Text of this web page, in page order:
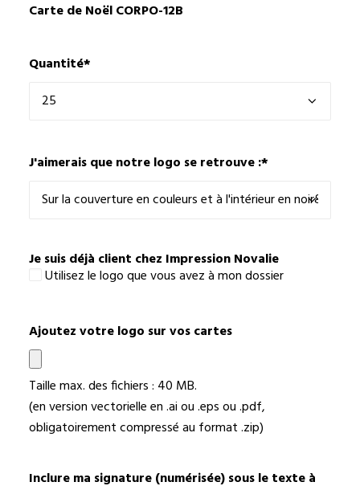
Carte de Noël CORPO-12B
Quantité*
J'aimerais que notre logo se retrouve :*
Je suis déjà client chez Impression Novalie
Utilisez le logo que vous avez à mon dossier
Ajoutez votre logo sur vos cartes
Taille max. des fichiers : 40 MB.
(en version vectorielle en .ai ou .eps ou .pdf,
obligatoirement compressé au format .zip)
Inclure ma signature (numérisée) sous le texte à